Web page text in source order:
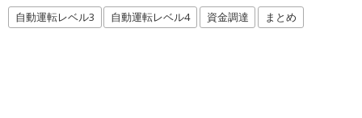
自動運転レベル3 自動運転レベル4 資金調達 まとめ